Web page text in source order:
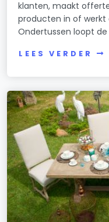
klanten, maakt
producten in of werkt
Ondertussen loopt
LEES VERDER